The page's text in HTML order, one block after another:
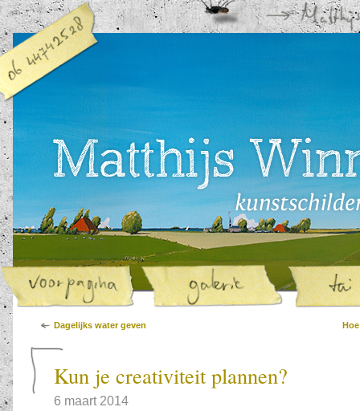
Dagelijks water geven
Kun je creativiteit plannen?
6 maart 2014